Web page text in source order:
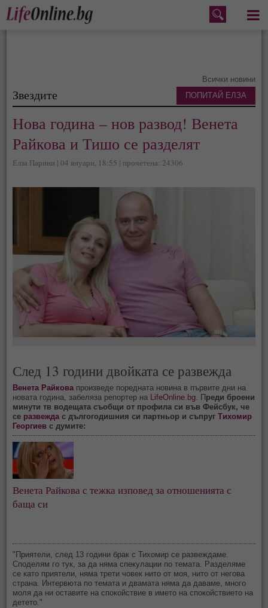
Меню
Всички новини
Звездите
Нова година – нов развод! Венета
Райкова и Тишо се разделят
Елза Парини | 04 януари, 18:55 | прочетена: 24306
След 13 години двойката се развежда
Венета Райкова произведе поредната новина в първите дни на
новата година, забеляза репортер на LifeOnline.bg. Преди броени
минути тв водещата съобщи от профила си във Фейсбук, че
се развежда с дългогодишния си партньор и съпругТихомир
Георгиев с думите:
Венета Райкова с тежка изповед за отношенията с
баща си
"Приятели, след 13 години брак с Тихомир се развеждаме.
Споделям го тук, за да няма спекулации по темата. Разделяме
се като приятели, няма трети човек нито от моя, нито от негова
страна. Интервюта по темата и двамата няма да даваме, много
моля да ни оставите на спокойствие в името на спокойствието на
детето."
ПОПИТАЙ ЕЛЗА